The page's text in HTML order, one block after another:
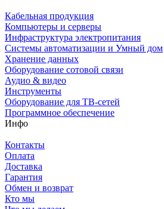
Кабельная продукция
Компьютеры и серверы
Инфраструктура электропитания
Системы автоматизации и Умный дом
Хранение данных
Оборудование сотовой связи
Аудио & видео
Инструменты
Оборудование для ТВ-сетей
Программное обеспечение
Инфо
Контакты
Оплата
Доставка
Гарантия
Обмен и возврат
Кто мы